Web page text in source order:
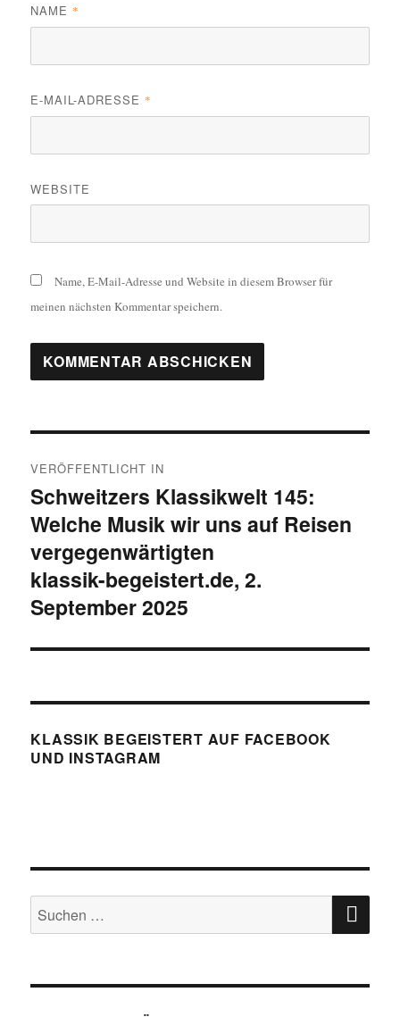
NAME *
E-MAIL-ADRESSE *
WEBSITE
Name, E-Mail-Adresse und Website in diesem Browser für
meinen nächsten Kommentar speichern.
VERÖFFENTLICHT IN
Schweitzers Klassikwelt 145:
Welche Musik wir uns auf Reisen
vergegenwärtigten
klassik-begeistert.de, 2.
September 2025
KLASSIK BEGEISTERT AUF FACEBOOK
UND INSTAGRAM
Suchen
nach: